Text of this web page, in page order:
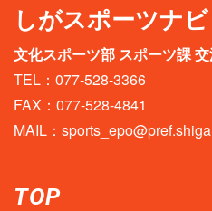
しがスポーツナビ
文化スポーツ部 スポーツ課
TEL：077-528-3366
FAX：077-528-4841
MAIL：
TOP